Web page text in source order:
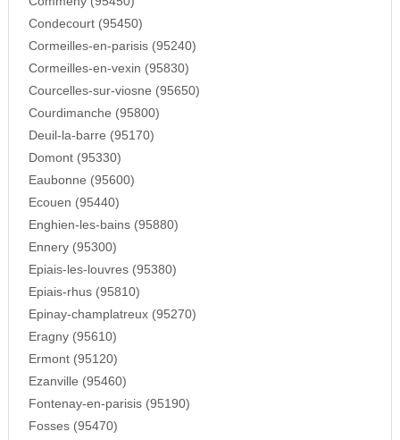
Condecourt (95450)
Cormeilles-en-parisis (95240)
Cormeilles-en-vexin (95830)
Courcelles-sur-viosne (95650)
Courdimanche (95800)
Deuil-la-barre (95170)
Domont (95330)
Eaubonne (95600)
Ecouen (95440)
Enghien-les-bains (95880)
Ennery (95300)
Epiais-les-louvres (95380)
Epiais-rhus (95810)
Epinay-champlatreux (95270)
Eragny (95610)
Ermont (95120)
Ezanville (95460)
Fontenay-en-parisis (95190)
Fosses (95470)